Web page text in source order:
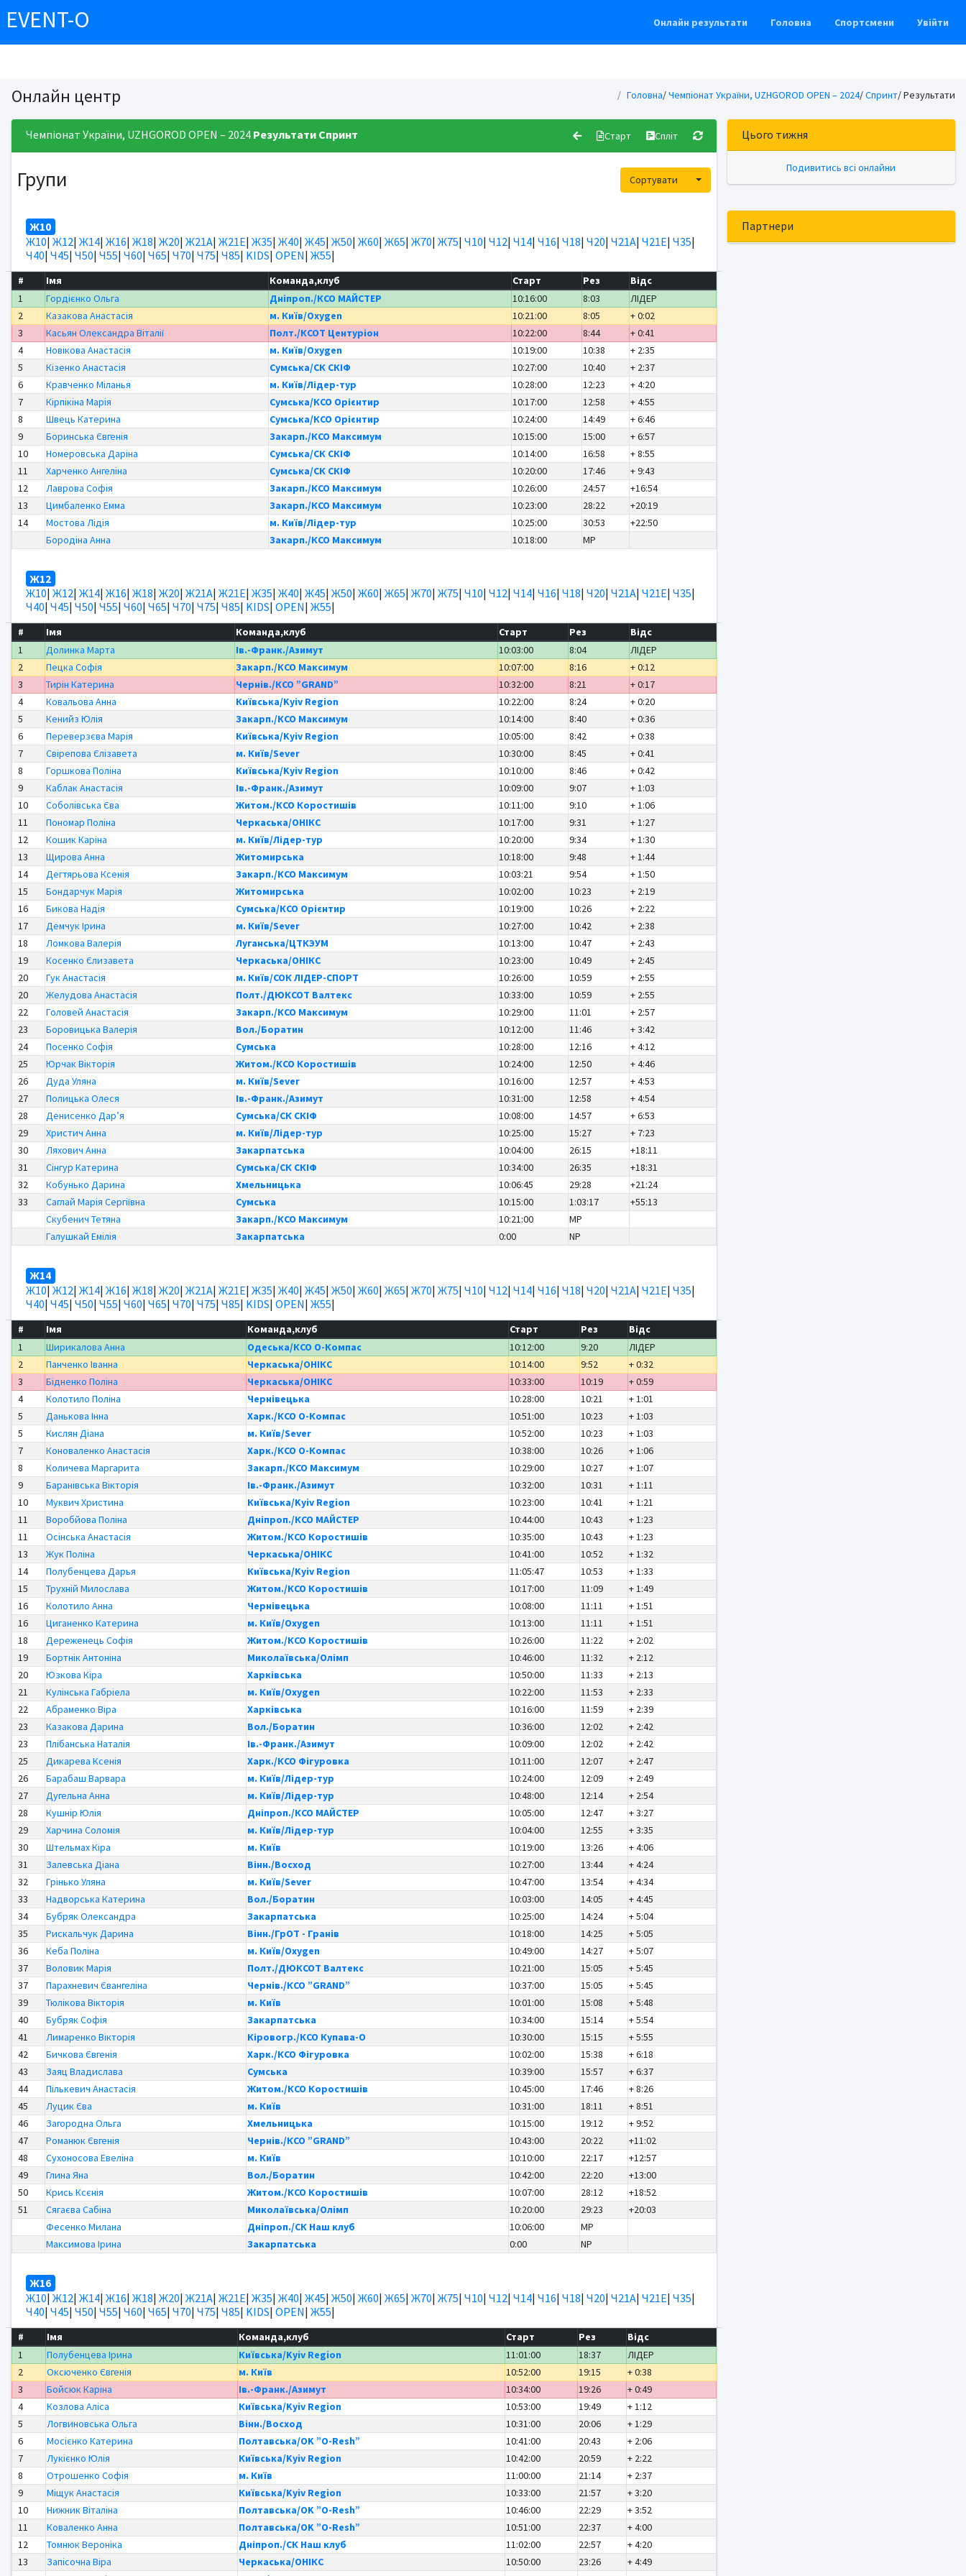
EVENT-O Онлайн результати Головна Спортсмени Увійти
Онлайн центр Головна/Чемпіонат України, UZHGOROD OPEN – 2024/Спринт/ Результати
Чемпіонат України, UZHGOROD OPEN – 2024 Результати Спринт Старт Спліт
Групи Сортувати Toggle Dropdown
Ж10
Ж10| Ж12| Ж14| Ж16| Ж18| Ж20| Ж21А| Ж21Е| Ж35| Ж40| Ж45| Ж50| Ж60| Ж65| Ж70| Ж75| Ч10| Ч12| Ч14| Ч16| Ч18| Ч20| Ч21А| Ч21Е| Ч35|
Ч40| Ч45| Ч50| Ч55| Ч60| Ч65| Ч70| Ч75| Ч85| KIDS| OPEN| Ж55|
# Імя Команда,клуб Старт Рез
Відс
1
Гордієнко Ольга Дніпроп./КСО МАЙСТЕР 10:16:00 8:03
ЛІДЕР
2
Казакова Анастасія м. Київ/Oxygen 10:21:00 8:05
+ 0:02
3
Касьян Олександра Віталії Полт./КСОТ Центуріон 10:22:00 8:44
+ 0:41
4
Новікова Анастасія м. Київ/Oxygen 10:19:00 10:38
+ 2:35
5
Кізенко Анастасія Сумська/СК СКІФ 10:27:00 10:40
+ 2:37
6
Кравченко Міланья м. Київ/Лідер-тур 10:28:00 12:23
+ 4:20
7
Кірпікіна Марія Сумська/КСО Орієнтир 10:17:00 12:58
+ 4:55
8
Швець Катерина Сумська/КСО Орієнтир 10:24:00 14:49
+ 6:46
9
Боринська Євгенія Закарп./КСО Максимум 10:15:00 15:00
+ 6:57
10
Номеровська Даріна Сумська/СК СКІФ 10:14:00 16:58
+ 8:55
11
Харченко Ангеліна Сумська/СК СКІФ 10:20:00 17:46
+ 9:43
12
Лаврова Софія Закарп./КСО Максимум 10:26:00 24:57
+16:54
13
Цимбаленко Емма Закарп./КСО Максимум 10:23:00 28:22
+20:19
14
Мостова Лідія м. Київ/Лідер-тур 10:25:00 30:53
+22:50
Бородіна Анна
Закарп./КСО Максимум 10:18:00 MP
Ж12
Ж10| Ж12| Ж14| Ж16| Ж18| Ж20| Ж21А| Ж21Е| Ж35| Ж40| Ж45| Ж50| Ж60| Ж65| Ж70| Ж75| Ч10| Ч12| Ч14| Ч16| Ч18| Ч20| Ч21А| Ч21Е| Ч35|
Ч40| Ч45| Ч50| Ч55| Ч60| Ч65| Ч70| Ч75| Ч85| KIDS| OPEN| Ж55|
# Імя Команда,клуб Старт Рез
Відс
1
Долинка Марта Ів.-Франк./Азимут 10:03:00 8:04
ЛІДЕР
2
Пецка Софія Закарп./КСО Максимум 10:07:00 8:16
+ 0:12
3
Тирін Катерина Чернів./КСО ”GRAND” 10:32:00 8:21
+ 0:17
4
Ковальова Анна Київська/Kyiv Region 10:22:00 8:24
+ 0:20
5
Кенийз Юлія Закарп./КСО Максимум 10:14:00 8:40
+ 0:36
6
Переверзєва Марія Київська/Kyiv Region 10:05:00 8:42
+ 0:38
7
Свірепова Єлізавета м. Київ/Sever 10:30:00 8:45
+ 0:41
8
Горшкова Поліна Київська/Kyiv Region 10:10:00 8:46
+ 0:42
9
Каблак Анастасія Ів.-Франк./Азимут 10:09:00 9:07
+ 1:03
10
Соболівська Єва Житом./КСО Коростишів 10:11:00 9:10
+ 1:06
11
Пономар Поліна Черкаська/ОНІКС 10:17:00 9:31
+ 1:27
12
Кошик Каріна м. Київ/Лідер-тур 10:20:00 9:34
+ 1:30
13
Щирова Анна Житомирська 10:18:00 9:48
+ 1:44
14
Дегтярьова Ксенія Закарп./КСО Максимум 10:03:21 9:54
+ 1:50
15
Бондарчук Марія Житомирська 10:02:00 10:23
+ 2:19
16
Бикова Надія Сумська/КСО Орієнтир 10:19:00 10:26
+ 2:22
17
Демчук Ірина м. Київ/Sever 10:27:00 10:42
+ 2:38
18
Ломкова Валерія Луганська/ЦТКЭУМ 10:13:00 10:47
+ 2:43
19
Косенко Єлизавета Черкаська/ОНІКС 10:23:00 10:49
+ 2:45
20
Гук Анастасія м. Київ/СОК ЛІДЕР-СПОРТ 10:26:00 10:59
+ 2:55
20
Желудова Анастасія Полт./ДЮКСОТ Валтекс 10:33:00 10:59
+ 2:55
22
Головей Анастасія Закарп./КСО Максимум 10:29:00 11:01
+ 2:57
23
Боровицька Валерія Вол./Боратин 10:12:00 11:46
+ 3:42
24
Посенко Софія Сумська 10:28:00 12:16
+ 4:12
25
Юрчак Вікторія Житом./КСО Коростишів 10:24:00 12:50
+ 4:46
26
Дуда Уляна м. Київ/Sever 10:16:00 12:57
+ 4:53
27
Полицька Олеся Ів.-Франк./Азимут 10:31:00 12:58
+ 4:54
28
Денисенко Дар’я Сумська/СК СКІФ 10:08:00 14:57
+ 6:53
29
Христич Анна м. Київ/Лідер-тур 10:25:00 15:27
+ 7:23
30
Ляхович Анна Закарпатська 10:04:00 26:15
+18:11
31
Сінгур Катерина Сумська/СК СКІФ 10:34:00 26:35
+18:31
32
Кобунько Дарина Хмельницька 10:06:45 29:28
+21:24
33
Саглай Марія Сергіївна Сумська 10:15:00 1:03:17
+55:13
Скубенич Тетяна
Закарп./КСО Максимум 10:21:00
MP
Галушкай Емілія
Закарпатська 0:00 NP
Ж14
Ж10| Ж12| Ж14| Ж16| Ж18| Ж20| Ж21А| Ж21Е| Ж35| Ж40| Ж45| Ж50| Ж60| Ж65| Ж70| Ж75| Ч10| Ч12| Ч14| Ч16| Ч18| Ч20| Ч21А| Ч21Е| Ч35|
Ч40| Ч45| Ч50| Ч55| Ч60| Ч65| Ч70| Ч75| Ч85| KIDS| OPEN| Ж55|
# Імя Команда,клуб Старт Рез
Відс
1
Ширикалова Анна Одеська/КСО О-Компас 10:12:00 9:20
ЛІДЕР
2
Панченко Іванна Черкаська/ОНІКС 10:14:00 9:52
+ 0:32
3
Бідненко Поліна Черкаська/ОНІКС 10:33:00 10:19
+ 0:59
4
Колотило Поліна Чернівецька 10:28:00 10:21
+ 1:01
5
Данькова Інна Харк./КСО О-Компас 10:51:00 10:23
+ 1:03
5
Кислян Діана м. Київ/Sever 10:52:00 10:23
+ 1:03
7
Коноваленко Анастасія Харк./КСО О-Компас 10:38:00 10:26
+ 1:06
8
Количева Маргарита Закарп./КСО Максимум 10:29:00 10:27
+ 1:07
9
Баранівська Вікторія Ів.-Франк./Азимут 10:32:00 10:31
+ 1:11
10
Муквич Христина Київська/Kyiv Region 10:23:00 10:41
+ 1:21
11
Воробйова Поліна Дніпроп./КСО МАЙСТЕР 10:44:00 10:43
+ 1:23
11
Осінська Анастасія Житом./КСО Коростишів 10:35:00 10:43
+ 1:23
13
Жук Поліна Черкаська/ОНІКС 10:41:00 10:52
+ 1:32
14
Полубенцева Дарья Київська/Kyiv Region 11:05:47 10:53
+ 1:33
15
Трухній Милослава Житом./КСО Коростишів 10:17:00 11:09
+ 1:49
16
Колотило Анна Чернівецька 10:08:00 11:11
+ 1:51
16
Циганенко Катерина м. Київ/Oxygen 10:13:00 11:11
+ 1:51
18
Дереженець Софія Житом./КСО Коростишів 10:26:00 11:22
+ 2:02
19
Бортнік Антоніна Миколаївська/Олімп 10:46:00 11:32
+ 2:12
20
Юзкова Кіра Харківська 10:50:00 11:33
+ 2:13
21
Кулінська Габріела м. Київ/Oxygen 10:22:00 11:53
+ 2:33
22
Абраменко Віра Харківська 10:16:00 11:59
+ 2:39
23
Казакова Дарина Вол./Боратин 10:36:00 12:02
+ 2:42
23
Плібанська Наталія Ів.-Франк./Азимут 10:09:00 12:02
+ 2:42
25
Дикарева Ксенія Харк./КСО Фігуровка 10:11:00 12:07
+ 2:47
26
Барабаш Варвара м. Київ/Лідер-тур 10:24:00 12:09
+ 2:49
27
Дугельна Анна м. Київ/Лідер-тур 10:48:00 12:14
+ 2:54
28
Кушнір Юлія Дніпроп./КСО МАЙСТЕР 10:05:00 12:47
+ 3:27
29
Харчина Соломія м. Київ/Лідер-тур 10:04:00 12:55
+ 3:35
30
Штельмах Кіра м. Київ 10:19:00 13:26
+ 4:06
31
Залевська Діана Вінн./Восход 10:27:00 13:44
+ 4:24
32
Грінько Уляна м. Київ/Sever 10:47:00 13:54
+ 4:34
33
Надворська Катерина Вол./Боратин 10:03:00 14:05
+ 4:45
34
Бубряк Олександра Закарпатська 10:25:00 14:24
+ 5:04
35
Рискальчук Дарина Вінн./ГрОТ - Гранів 10:18:00 14:25
+ 5:05
36
Кеба Поліна м. Київ/Oxygen 10:49:00 14:27
+ 5:07
37
Воловик Марія Полт./ДЮКСОТ Валтекс 10:21:00 15:05
+ 5:45
37
Парахневич Євангеліна Чернів./КСО ”GRAND” 10:37:00 15:05
+ 5:45
39
Тюлікова Вікторія м. Київ 10:01:00 15:08
+ 5:48
40
Бубряк Софія Закарпатська 10:34:00 15:14
+ 5:54
41
Лимаренко Вікторія Кіровогр./КСО Купава-О 10:30:00 15:15
+ 5:55
42
Бичкова Євгенія Харк./КСО Фігуровка 10:02:00 15:38
+ 6:18
43
Заяц Владислава Сумська 10:39:00 15:57
+ 6:37
44
Пількевич Анастасія Житом./КСО Коростишів 10:45:00 17:46
+ 8:26
45
Луцик Єва м. Київ 10:31:00 18:11
+ 8:51
46
Загородна Ольга Хмельницька 10:15:00 19:12
+ 9:52
47
Романюк Євгенія Чернів./КСО ”GRAND” 10:43:00 20:22
+11:02
48
Сухоносова Евеліна м. Київ 10:10:00 22:17
+12:57
49
Глина Яна Вол./Боратин 10:42:00 22:20
+13:00
50
Крись Ксєнія Житом./КСО Коростишів 10:07:00 28:12
+18:52
51
Сягаєва Сабіна Миколаївська/Олімп 10:20:00 29:23
+20:03
Фесенко Милана
Дніпроп./СК Наш клуб 10:06:00
MP
Максимова Ірина
Закарпатська 0:00 NP
Ж16
Ж10| Ж12| Ж14| Ж16| Ж18| Ж20| Ж21А| Ж21Е| Ж35| Ж40| Ж45| Ж50| Ж60| Ж65| Ж70| Ж75| Ч10| Ч12| Ч14| Ч16| Ч18| Ч20| Ч21А| Ч21Е| Ч35|
Ч40| Ч45| Ч50| Ч55| Ч60| Ч65| Ч70| Ч75| Ч85| KIDS| OPEN| Ж55|
# Імя Команда,клуб Старт Рез
Відс
1
Полубенцева Ірина Київська/Kyiv Region 11:01:00 18:37
ЛІДЕР
2
Оксюченко Євгенія м. Київ 10:52:00 19:15
+ 0:38
3
Бойсюк Каріна Ів.-Франк./Азимут 10:34:00 19:26
+ 0:49
4
Козлова Аліса Київська/Kyiv Region 10:53:00 19:49
+ 1:12
5
Логвиновська Ольга Вінн./Восход 10:31:00 20:06
+ 1:29
6
Мосієнко Катерина Полтавська/OK ”O-Resh” 10:41:00 20:43
+ 2:06
7
Лукієнко Юлія Київська/Kyiv Region 10:42:00 20:59
+ 2:22
8
Отрошенко Софія м. Київ 11:00:00 21:14
+ 2:37
9
Міщук Анастасія Київська/Kyiv Region 10:33:00 21:57
+ 3:20
10
Нижник Віталіна Полтавська/OK ”O-Resh” 10:46:00 22:29
+ 3:52
11
Коваленко Анна Полтавська/OK ”O-Resh” 10:51:00 22:37
+ 4:00
12
Томнюк Вероніка Дніпроп./СК Наш клуб 11:02:00 22:57
+ 4:20
13
Запісочна Віра Черкаська/ОНІКС 10:50:00 23:26
+ 4:49
Цього тижня
Подивитись всі онлайни
Партнери